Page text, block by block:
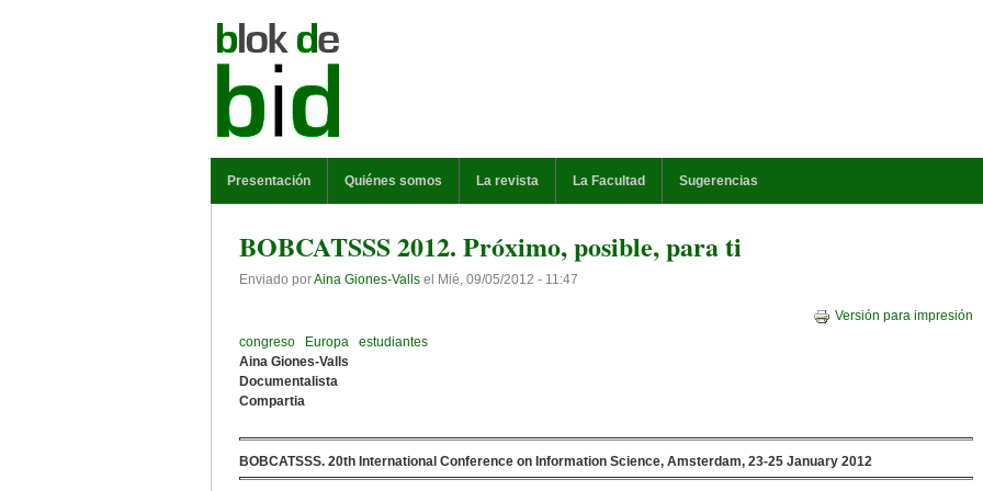
Presentación Quiénes somos La revista La Facultad Sugerencias
BOBCATSSS 2012. Próximo, posible, para ti
Enviado porAina Giones-Valls el Mié, 09/05/2012 - 11:47
Versión para impresión
congreso
Europa
estudiantes
Aina Giones-Valls
Documentalista
Compartia
BOBCATSSS. 20th International Conference on Information Science, Amsterdam, 23-25 January 2012